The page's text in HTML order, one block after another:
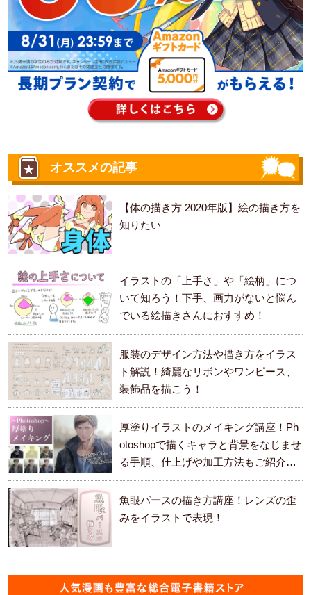
オススメの記事
【体の描き方 2020年版】絵の描き方を
知りたい
イラストの「上手さ」や「絵柄」につ
いて知ろう！下手、画力がないと悩ん
でいる絵描きさんにおすすめ！
服装のデザイン方法や描き方をイラス
ト解説！綺麗なリボンやワンピース、
装飾品を描こう！
厚塗りイラストのメイキング講座！Ph
otoshopで描くキャラと背景をなじませ
る手順、仕上げや加工方法もご紹介し
ます。
魚眼パースの描き方講座！レンズの歪
みをイラストで表現！